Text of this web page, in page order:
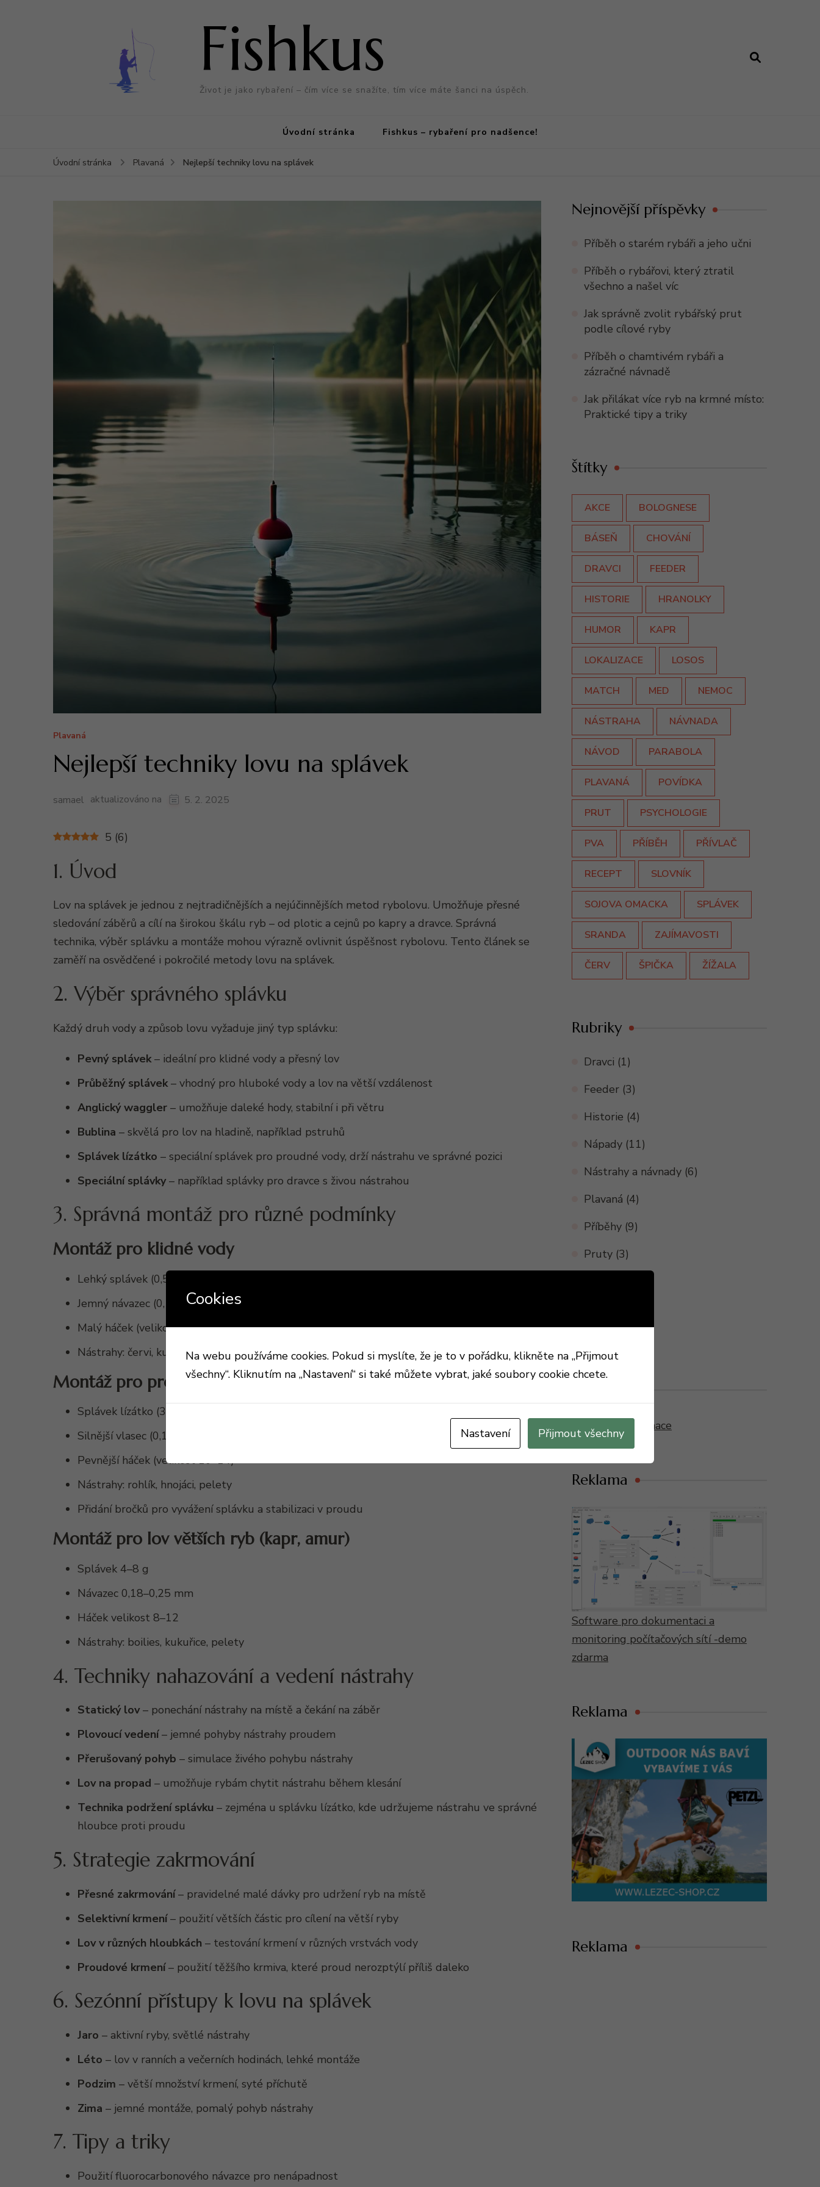
Fishkus
Život je jako rybaření – čím více se snažíte, tím více máte šanci na úspěch.
Úvodní stránka Fishkus – rybaření pro nadšence!
Úvodní stránka Plavaná Nejlepší techniky lovu na splávek
Plavaná
Nejlepší techniky lovu na splávek
samael aktualizováno na 5. 2. 2025
5 (6)
1. Úvod
Lov na splávek je jednou z nejtradičnějších a nejúčinnějších metod rybolovu. Umožňuje přesné
sledování záběrů a cílí na širokou škálu ryb – od plotic a cejnů po kapry a dravce. Správná
technika, výběr splávku a montáže mohou výrazně ovlivnit úspěšnost rybolovu. Tento článek se
zaměří na osvědčené i pokročilé metody lovu na splávek.
2. Výběr správného splávku
Každý druh vody a způsob lovu vyžaduje jiný typ splávku:
Pevný splávek– ideální pro klidné vody a přesný lov
Průběžný splávek– vhodný pro hluboké vody a lov na větší vzdálenost
Anglický waggler – umožňuje daleké hody, stabilní i při větru
Bublina – skvělá pro lov na hladině, například pstruhů
Splávek lízátko – speciální splávek pro proudné vody, drží nástrahu ve správné pozici
Speciální splávky– například splávky pro dravce s živou nástrahou
3. Správná montáž pro různé podmínky
Montáž pro klidné vody
Lehký splávek (0,5–2 g)
Jemný návazec (0,10–0,14 mm)
Malý háček (velikost 16–20)
Nástrahy: červi, kukuřice, těsto
Montáž pro proudnou vodu
Splávek lízátko (3–20 g) s dlouhou anténkou pro stabilizaci
Silnější vlasec (0,14–0,20 mm)
Pevnější háček (velikost 10–14)
Nástrahy: rohlík, hnojáci, pelety
Přidání bročků pro vyvážení splávku a stabilizaci v proudu
Montáž pro lov větších ryb (kapr, amur)
Splávek 4–8 g
Návazec 0,18–0,25 mm
Háček velikost 8–12
Nástrahy: boilies, kukuřice, pelety
4. Techniky nahazování a vedení nástrahy
Statický lov– ponechání nástrahy na místě a čekání na záběr
Plovoucí vedení– jemné pohyby nástrahy proudem
Přerušovaný pohyb – simulace živého pohybu nástrahy
Lov na propad – umožňuje rybám chytit nástrahu během klesání
Technika podržení splávku – zejména u splávku lízátko, kde udržujeme nástrahu ve správné
hloubce proti proudu
5. Strategie zakrmování
Přesné zakrmování– pravidelné malé dávky pro udržení ryb na místě
Selektivní krmení– použití větších částic pro cílení na větší ryby
Lov v různých hloubkách – testování krmení v různých vrstvách vody
Proudové krmení– použití těžšího krmiva, které proud nerozptýlí příliš daleko
6. Sezónní přístupy k lovu na splávek
Jaro – aktivní ryby, světlé nástrahy
Léto – lov v ranních a večerních hodinách, lehké montáže
Podzim – větší množství krmení, syté příchutě
Zima – jemné montáže, pomalý pohyb nástrahy
7. Tipy a triky
Použití fluorocarbonového návazce pro nenápadnost
Nejnovější příspěvky
Příběh o starém rybáři a jeho učni
Příběh o rybářovi, který ztratil
všechno a našel víc
Jak správně zvolit rybářský prut
podle cílové ryby
Příběh o chamtivém rybáři a
zázračné návnadě
Jak přilákat více ryb na krmné místo:
Praktické tipy a triky
Štítky
AKCE BOLOGNESE
BÁSEŇ CHOVÁNÍ
DRAVCI FEEDER
HISTORIE HRANOLKY
HUMOR KAPR
LOKALIZACE LOSOS
MATCH MED NEMOC
NÁSTRAHA NÁVNADA
NÁVOD PARABOLA
PLAVANÁ POVÍDKA
PRUT PSYCHOLOGIE
PVA PŘÍBĚH PŘÍVLAČ
RECEPT SLOVNÍK
SOJOVA OMACKA SPLÁVEK
SRANDA ZAJÍMAVOSTI
ČERV ŠPIČKA ŽÍŽALA
Rubriky
Dravci (1)
Feeder (3)
Historie (4)
Nápady (11)
Nástrahy a návnady (6)
Plavaná (4)
Příběhy (9)
Pruty (3)
Kontakt a informace
Reklama
Software pro dokumentaci a
monitoring počítačových sítí -demo
zdarma
Reklama
Reklama
Cookies
Na webu používáme cookies. Pokud si myslíte, že je to v pořádku, klikněte na „Přijmout
všechny“. Kliknutím na „Nastavení“ si také můžete vybrat, jaké soubory cookie chcete.
Nastavení Přijmout všechny